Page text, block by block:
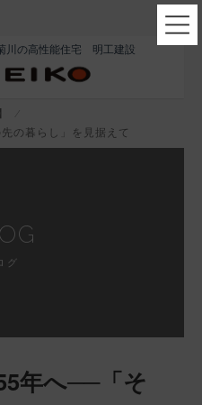
川の高性能住宅 明工建設
の暮らし」を見据えて
グ
年へ──「そ